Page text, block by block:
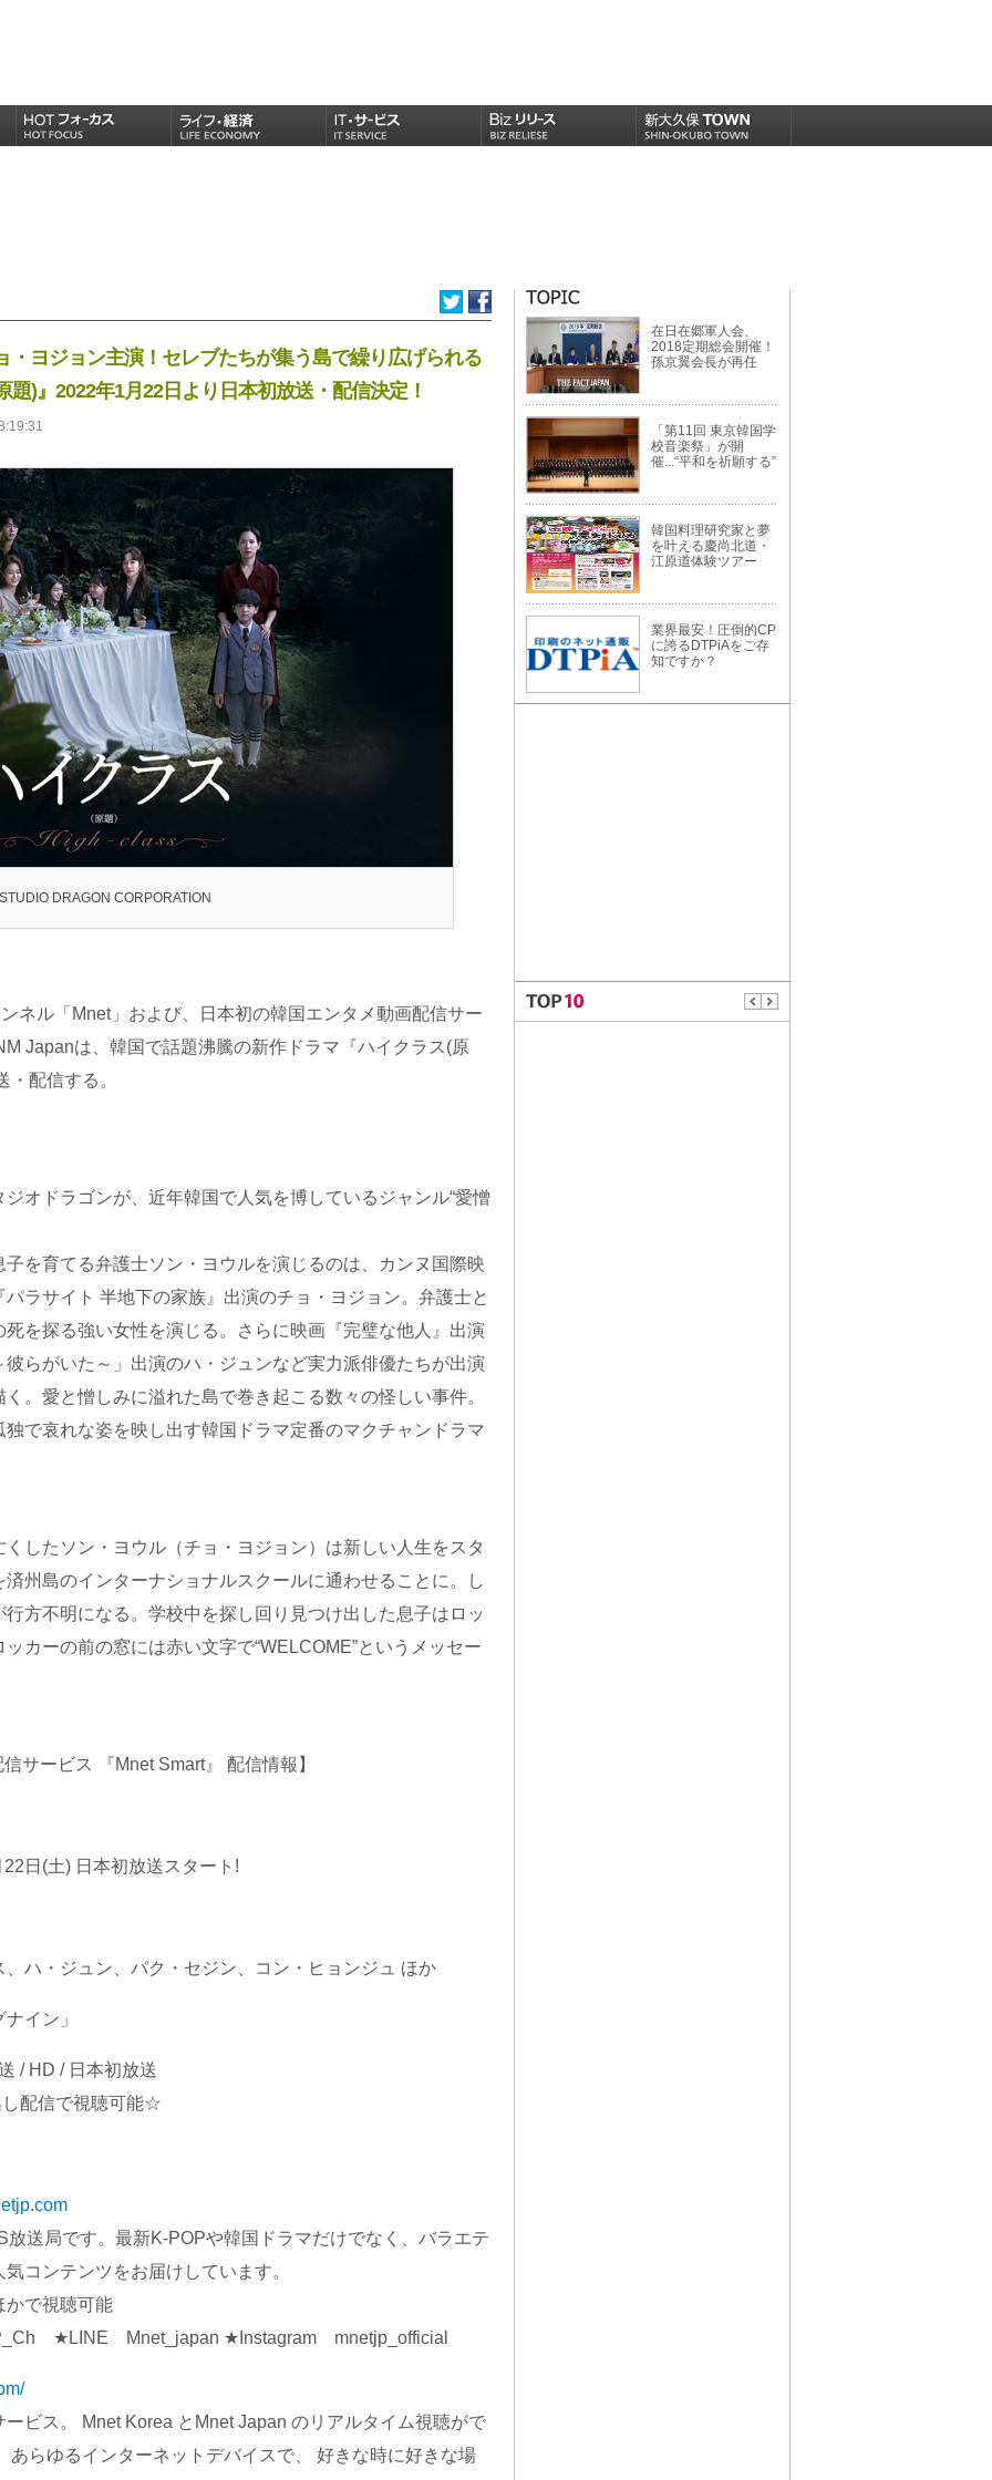
・ヨジョン主演！セレブたちが集う島で繰り広げられる
)』2022年1月22日より日本初放送・配信決定！
DRAGON CORPORATION
ネル「Mnet」および、日本初の韓国エンタメ動画配信サー
Japanは、韓国で話題沸騰の新作ドラマ『ハイクラス(原
配信する。
オドラゴンが、近年韓国で人気を博しているジャンル“愛憎
を育てる弁護士ソン・ヨウルを演じるのは、カンヌ国際映
ラサイト 半地下の家族』出演のチョ・ヨジョン。弁護士と
を探る強い女性を演じる。さらに映画『完璧な他人』出演
らがいた～」出演のハ・ジュンなど実力派俳優たちが出演
。愛と憎しみに溢れた島で巻き起こる数々の怪しい事件。
で哀れな姿を映し出す韓国ドラマ定番のマクチャンドラマ
したソン・ヨウル（チョ・ヨジョン）は新しい人生をスタ
州島のインターナショナルスクールに通わせることに。し
方不明になる。学校中を探し回り見つけ出した息子はロッ
カーの前の窓には赤い文字で“WELCOME”というメッセー
サービス 『Mnet Smart』 配信情報】
日(土) 日本初放送スタート!
ハ・ジュン、パク・セジン、コン・ヒョンジュ ほか
イン」
/ HD / 日本初放送
配信で視聴可能☆
送局です。最新K-POPや韓国ドラマだけでなく、バラエテ
コンテンツをお届けしています。
かで視聴可能
★LINE Mnet_japan ★Instagram mnetjp_official
ビス。 Mnet Korea とMnet Japan のリアルタイム視聴がで
あらゆるインターネットデバイスで、 好きな時に好きな場
在日在郷軍人会、
2018定期総会開催！
孫京翼会長が再任
「第11回 東京韓国学
校音楽祭」が開
催...“平和を祈願する”
韓国料理研究家と夢
を叶える慶尚北道・
江原道体験ツアー
業界最安！圧倒的CP
に誇るDTPiAをご存
知ですか？